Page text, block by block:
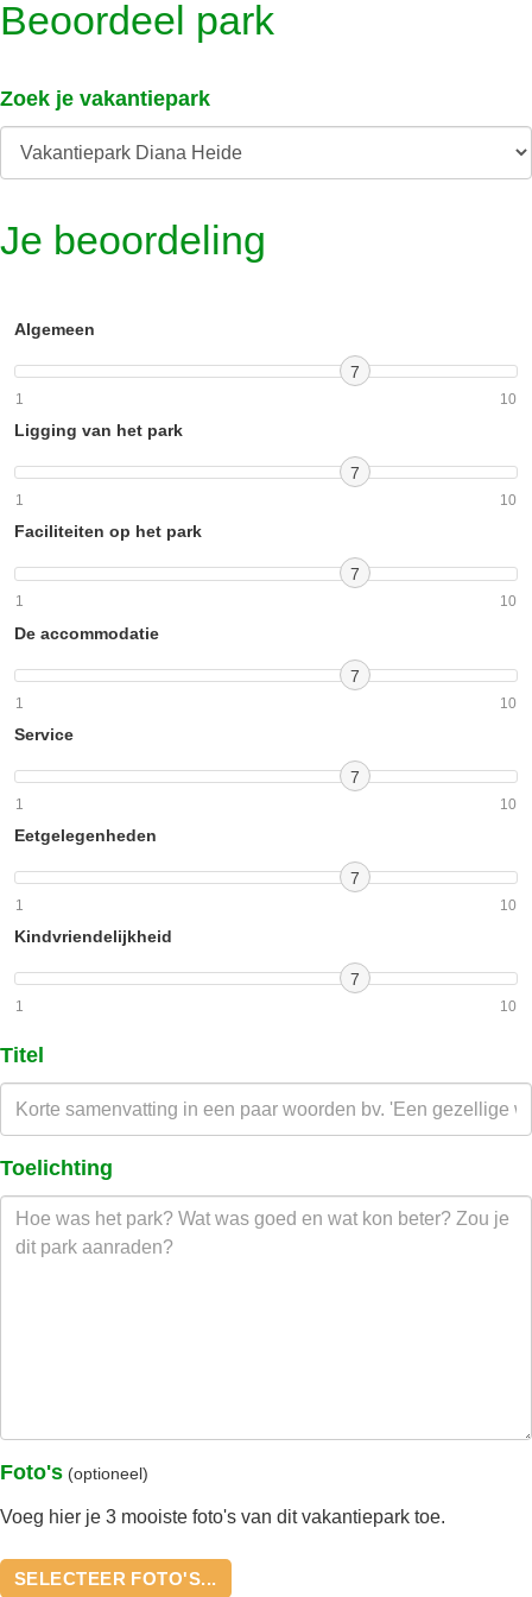
Beoordeel park
Zoek je vakantiepark
Je beoordeling
Algemeen
7
1 10
Ligging van het park
7
1 10
Faciliteiten op het park
7
1 10
De accommodatie
7
1 10
Service
7
1 10
Eetgelegenheden
7
1 10
Kindvriendelijkheid
7
1 10
Titel
Toelichting
Foto's (optioneel)
Voeg hier je 3 mooiste foto's van dit vakantiepark toe.
SELECTEER FOTO'S...